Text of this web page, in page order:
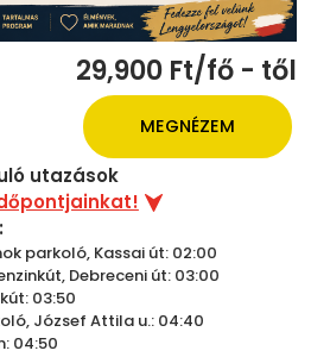
29,900 Ft/fő - től
MEGNÉZEM
utazások
parkoló, Kassai út: 02:00
Debreceni út: 03:00
03:50
József Attila u.: 04:40
04:50